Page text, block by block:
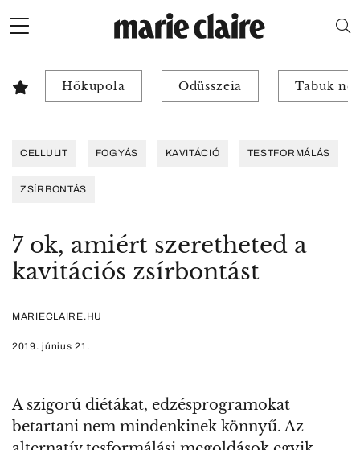
Hőkupola Odüsszeia Tabuk
CELLULIT FOGYÁS KAVITÁCIÓ TESTFORMÁLÁS
ZSÍRBONTÁS
7 ok, amiért szeretheted a
kavitációs zsírbontást
MARIECLAIRE.HU
2019. június 21.
A szigorú diétákat, edzésprogramokat
betartani nem mindenkinek könnyű. Az